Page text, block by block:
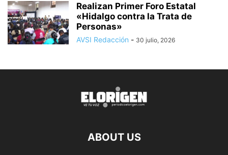
Realizan Primer Foro Estatal
«Hidalgo contra la Trata de
Personas»
AVSI Redacción - 30 julio, 2026
ABOUT US